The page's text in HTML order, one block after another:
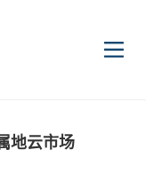
地云市场